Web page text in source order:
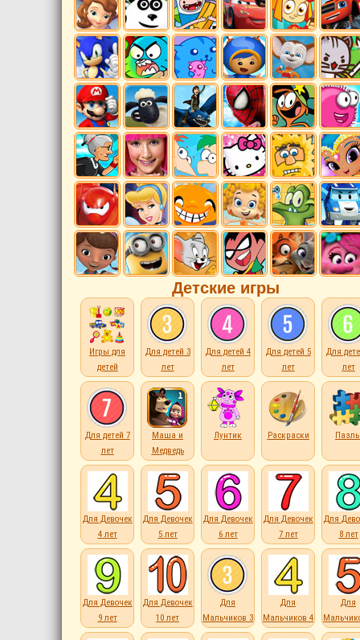
Детские игры
Игры для
детей
Для детей 3
лет
Для детей 4
лет
Для детей 5
лет
Для
лет
Для детей 7
лет
Маша и
Медведь
Лунтик Раскраски Пазлы
Для Девочек
4 лет
Для Девочек
5 лет
Для Девочек
6 лет
Для Девочек
7 лет
Для
8 лет
Для Девочек
9 лет
Для Девочек
10 лет
Для
Мальчиков 3
лет
Для
Мальчиков 4
лет
Для
лет